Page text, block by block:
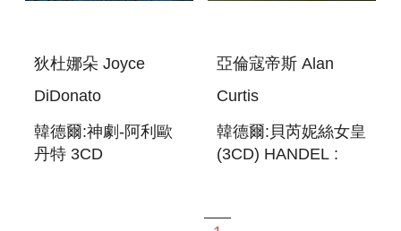
狄杜娜朵 Joyce
DiDonato
韓德爾:神劇-阿利歐
丹特 3CD
亞倫寇帝斯 Alan
Curtis
韓德爾:貝芮妮絲女皇
(3CD) HANDEL :